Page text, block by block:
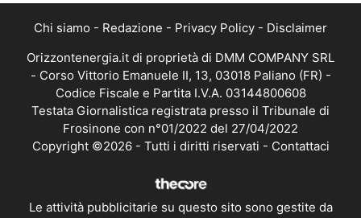
Chi siamo - Redazione - Privacy Policy - Disclaimer
Orizzontenergia.it di proprietà di DMM COMPANY SRL
- Corso Vittorio Emanuele II, 13, 03018 Paliano (FR) -
Codice Fiscale e Partita I.V.A. 03144800608
Testata Giornalistica registrata presso il Tribunale di
Frosinone con n°01/2022 del 27/04/2022
Copyright ©2026 - Tutti i diritti riservati - Contattaci
Le attività pubblicitarie su questo sito sono gestite da